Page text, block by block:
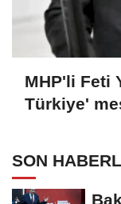
MHP'li Feti
Türkiye'
SON